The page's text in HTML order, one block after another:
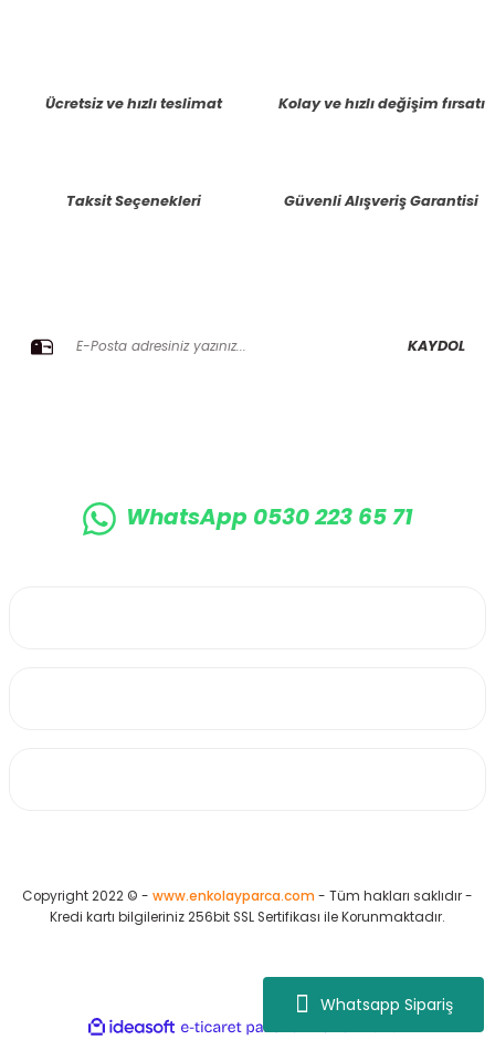
Whatsapp Sipariş
Ürün bilgilerinde hatalar bulunuyor.
Ücretsiz ve hızlı teslimat Kolay ve hızlı değişim fırsatı
Taksit Seçenekleri Güvenli Alışveriş Garantisi
KAYDOL
WhatsApp 0530 223 65 71
Copyright 2022 © - www.enkolayparca.com - Tüm hakları saklıdır -
Kredi kartı bilgileriniz 256bit SSL Sertifikası ile Korunmaktadır.
ideasoft